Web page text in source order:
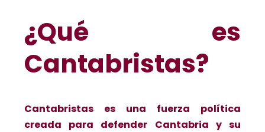
¿Qué es
Cantabristas?
Cantabristas es una fuerza política
creada para defender Cantabria y su